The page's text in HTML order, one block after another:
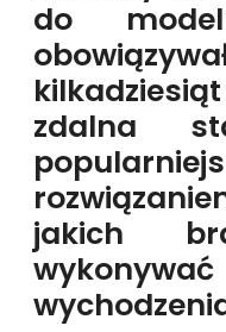
do
zdalna
jakich